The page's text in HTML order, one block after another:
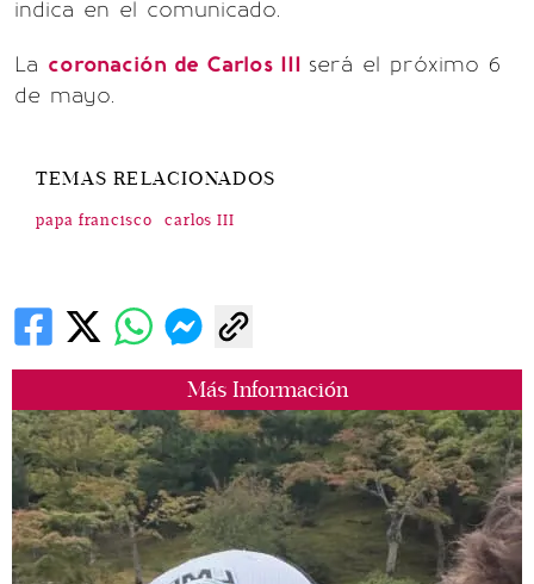
Más Información
indica en el comunicado.
La coronación de Carlos III será el próximo 6
de mayo.
TEMAS RELACIONADOS
papa francisco carlos III